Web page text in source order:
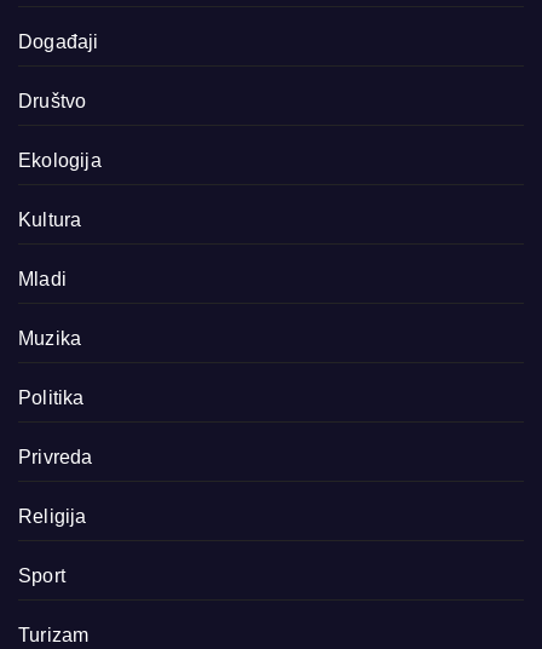
Događaji
Društvo
Ekologija
Kultura
Mladi
Muzika
Politika
Privreda
Religija
Sport
Turizam